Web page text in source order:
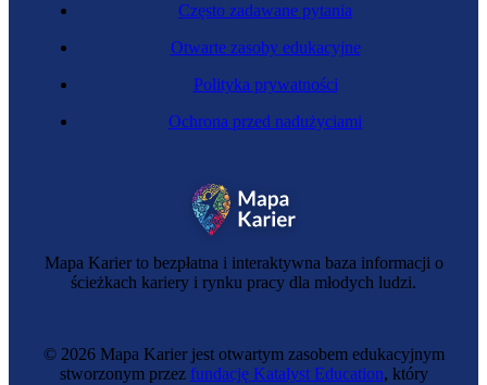
Mapa Karier to bezpłatna i interaktywna baza informacji o
ścieżkach kariery i rynku pracy dla młodych ludzi.
Często zadawane pytania
Otwarte zasoby edukacyjne
Polityka prywatności
Ochrona przed nadużyciami
© 2026 Mapa Karier jest otwartym zasobem edukacyjnym
stworzonym przez fundację Katalyst Education, który